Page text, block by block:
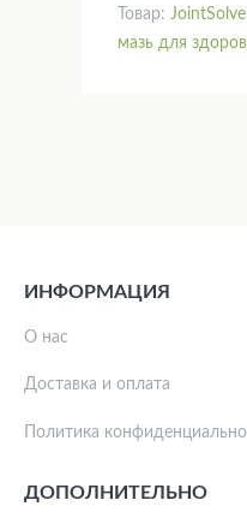
Товар:
мазь для
ИНФОРМАЦИЯ
О нас
Доставка и оплата
Политика
ДОПОЛНИТЕЛЬНО